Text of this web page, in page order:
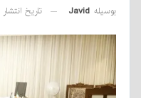
بوسیله Javid تاریخ انتشار